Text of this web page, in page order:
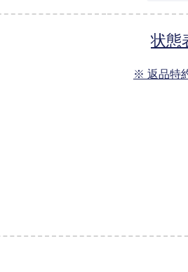
状態
※ 返品特